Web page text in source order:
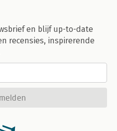
en blijf up-to-date
recensies, inspirerende